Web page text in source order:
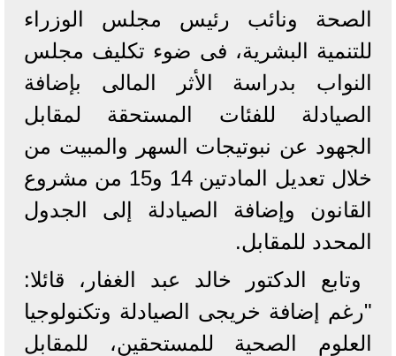
الصحة ونائب رئيس مجلس الوزراء
للتنمية البشرية، فى ضوء تكليف مجلس
النواب بدراسة الأثر المالى بإضافة
الصيادلة للفئات المستحقة لمقابل
الجهود عن نبوتيجات السهر والمبيت من
خلال تعديل المادتين 14 و15 من مشروع
القانون وإضافة الصيادلة إلى الجدول
المحدد للمقابل.
وتابع الدكتور خالد عبد الغفار، قائلا:
"رغم إضافة خريجى الصيادلة وتكنولوجيا
العلوم الصحية للمستحقين، للمقابل